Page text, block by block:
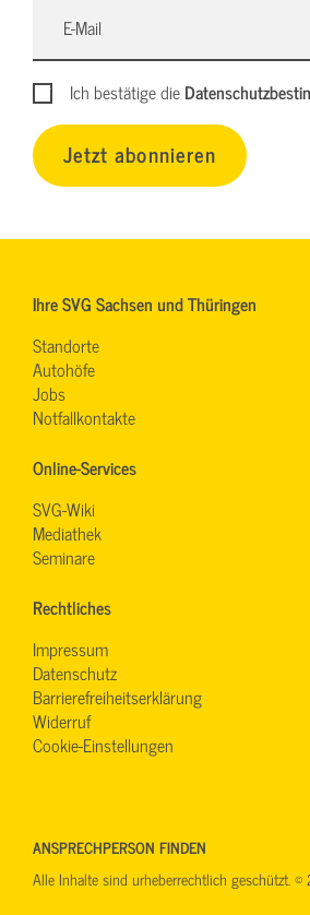
Ich bestätige die
Jetzt abonnieren
Ihre SVG Sachsen und Thüringen
Standorte
Autohöfe
Jobs
Notfallkontakte
Online-Services
SVG-Wiki
Mediathek
Seminare
Rechtliches
Impressum
Datenschutz
Barrierefreiheitserklärung
Widerruf
Cookie-Einstellungen
ANSPRECHPERSON FINDEN
Alle Inhalte sind urheberrechtlich geschützt.